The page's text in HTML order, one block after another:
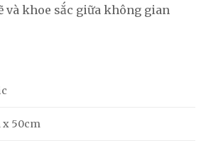
và khoe sắc giữa không gian
x 50cm